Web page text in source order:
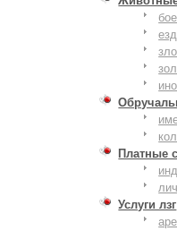
Платные
Услуги лзг